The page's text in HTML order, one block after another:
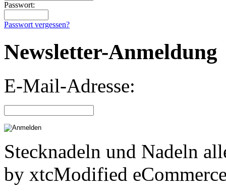
Passwort:
Passwort vergessen?
Newsletter-Anmeldung
E-Mail-Adresse:
Stecknadeln und Nadeln
by xtcModified